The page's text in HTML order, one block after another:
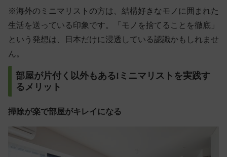
※海外のミニマリストの方は、結構好きなモノに囲まれた
生活を送っている印象です。「モノを捨てることを徹底」
という発想は、日本だけに浸透している認識かもしれませ
ん。
部屋が片付く以外もある!ミニマリストを実践す
るメリット
掃除が楽で部屋がキレイになる